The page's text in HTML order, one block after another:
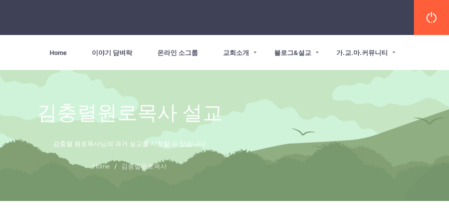
Home 이야기 담벼락 온라인 소그룹 교회소개 블로그&설교 가.교.마.커뮤니티
김충렬원로목사 설교
김충렬 원로목사님의 과거 설교를 시청할 수 있습니다.
Home / 김충렬원로목사